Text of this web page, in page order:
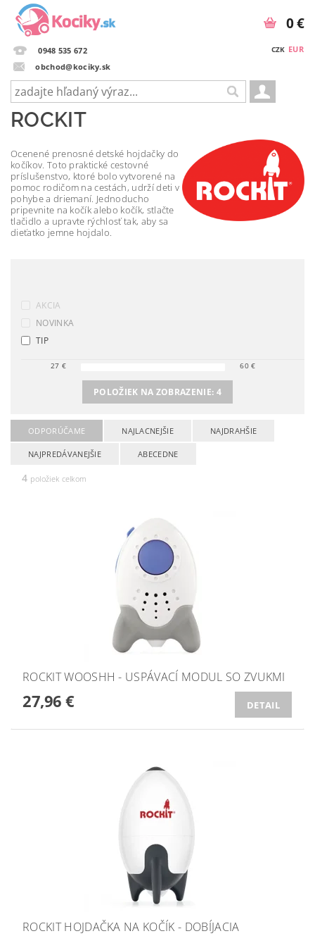
0948 535 672
obchod@kociky.sk
CZK EUR
0 €
ROCKIT
Ocenené prenosné detské hojdačky do
kočíkov. Toto praktické cestovné
príslušenstvo, ktoré bolo vytvorené na
pomoc rodičom na cestách, udrží deti v
pohybe a driemaní. Jednoducho
pripevnite na kočík alebo kočík, stlačte
tlačidlo a upravte rýchlosť tak, aby sa
dieťatko jemne hojdalo.
AKCIA
NOVINKA
TIP
27 € 60€
POLOŽIEK NA ZOBRAZENIE: 4
ODPORÚČAME NAJLACNEJŠIE NAJDRAHŠIE
NAJPREDÁVANEJŠIE ABECEDNE
4 položiek celkom
ROCKIT WOOSHH - USPÁVACÍ MODUL SO ZVUKMI
27,96 € DETAIL
ROCKIT HOJDAČKA NA KOČÍK - DOBÍJACIA